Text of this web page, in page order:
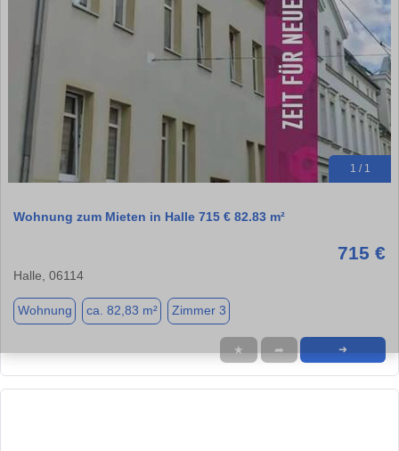
1 / 1
Wohnung zum Mieten in Halle 715 € 82.83 m²
715 €
Halle, 06114
Wohnung ca. 82,83 m² Zimmer 3
★ ➦ ➜